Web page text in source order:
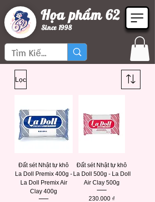
Since 1998
Họa phẩm 62
Lọc
Đất sét Nhật tự khô
La Doll Premix 400g -
La Doll Premix Air
Clay 400g
Đất sét Nhật tự khô
La Doll 500g - La Doll
Air Clay 500g
Giá
230.000 ₫